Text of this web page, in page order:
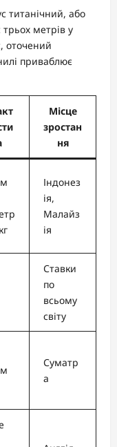
титанічний, або
трьох метрів у
оточений
приваблює
Місце
зростан
ня
Індонез
ія,
Малайз
ія
Ставки
по
всьому
світу
Суматр
а